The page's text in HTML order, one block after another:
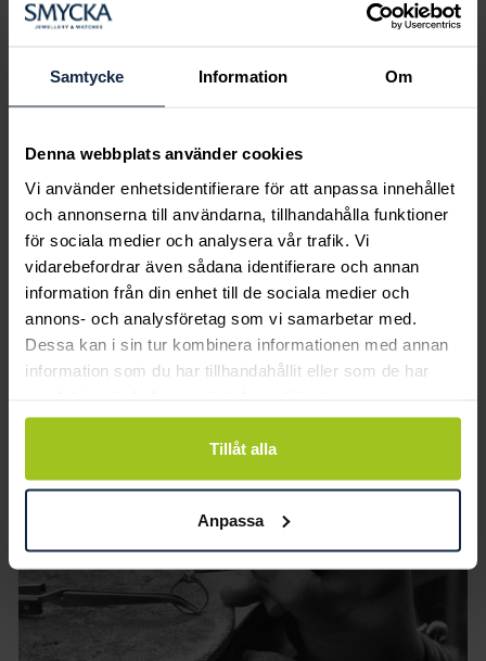
Samtycke Information Om
Denna webbplats använder cookies
Vi använder enhetsidentifierare för att anpassa innehållet
och annonserna till användarna, tillhandahålla funktioner
för sociala medier och analysera vår trafik. Vi
vidarebefordrar även sådana identifierare och annan
information från din enhet till de sociala medier och
annons- och analysföretag som vi samarbetar med.
Dessa kan i sin tur kombinera informationen med annan
information som du har tillhandahållit eller som de har
Tillåt alla
Anpassa
drömring för varje tillfälle i livet. Bokar du
perfekt för just din stil och smak.